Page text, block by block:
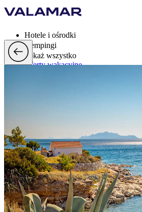
Hotele i ośrodki
Kempingi
Pokaż wszystko
Oferty wakacyjne
pl, EUR